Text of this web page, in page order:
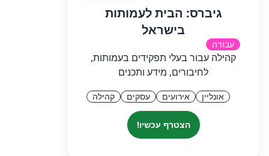
גיברס: הבית לעמותות
בישראל
עבודה
קהילה עבור בעלי תפקידים בעמותות,
לחיבורים, מידע ותכנים
אונליין אירועים עסקים קהילה
הצטרף עכשיו!